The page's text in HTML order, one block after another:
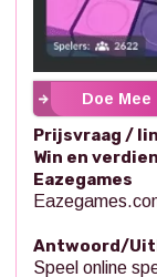
Doe Mee
Prijsvraag /
Win en
Eazegames
Antwoord/
Speel online